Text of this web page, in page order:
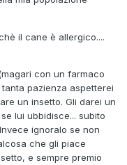
il cane è allergico....
con un farmaco
pazienza aspetterei
un insetto. Gli darei un
lui ubbidisce... subito
ignoralo se non
che gli piace
e sempre premio